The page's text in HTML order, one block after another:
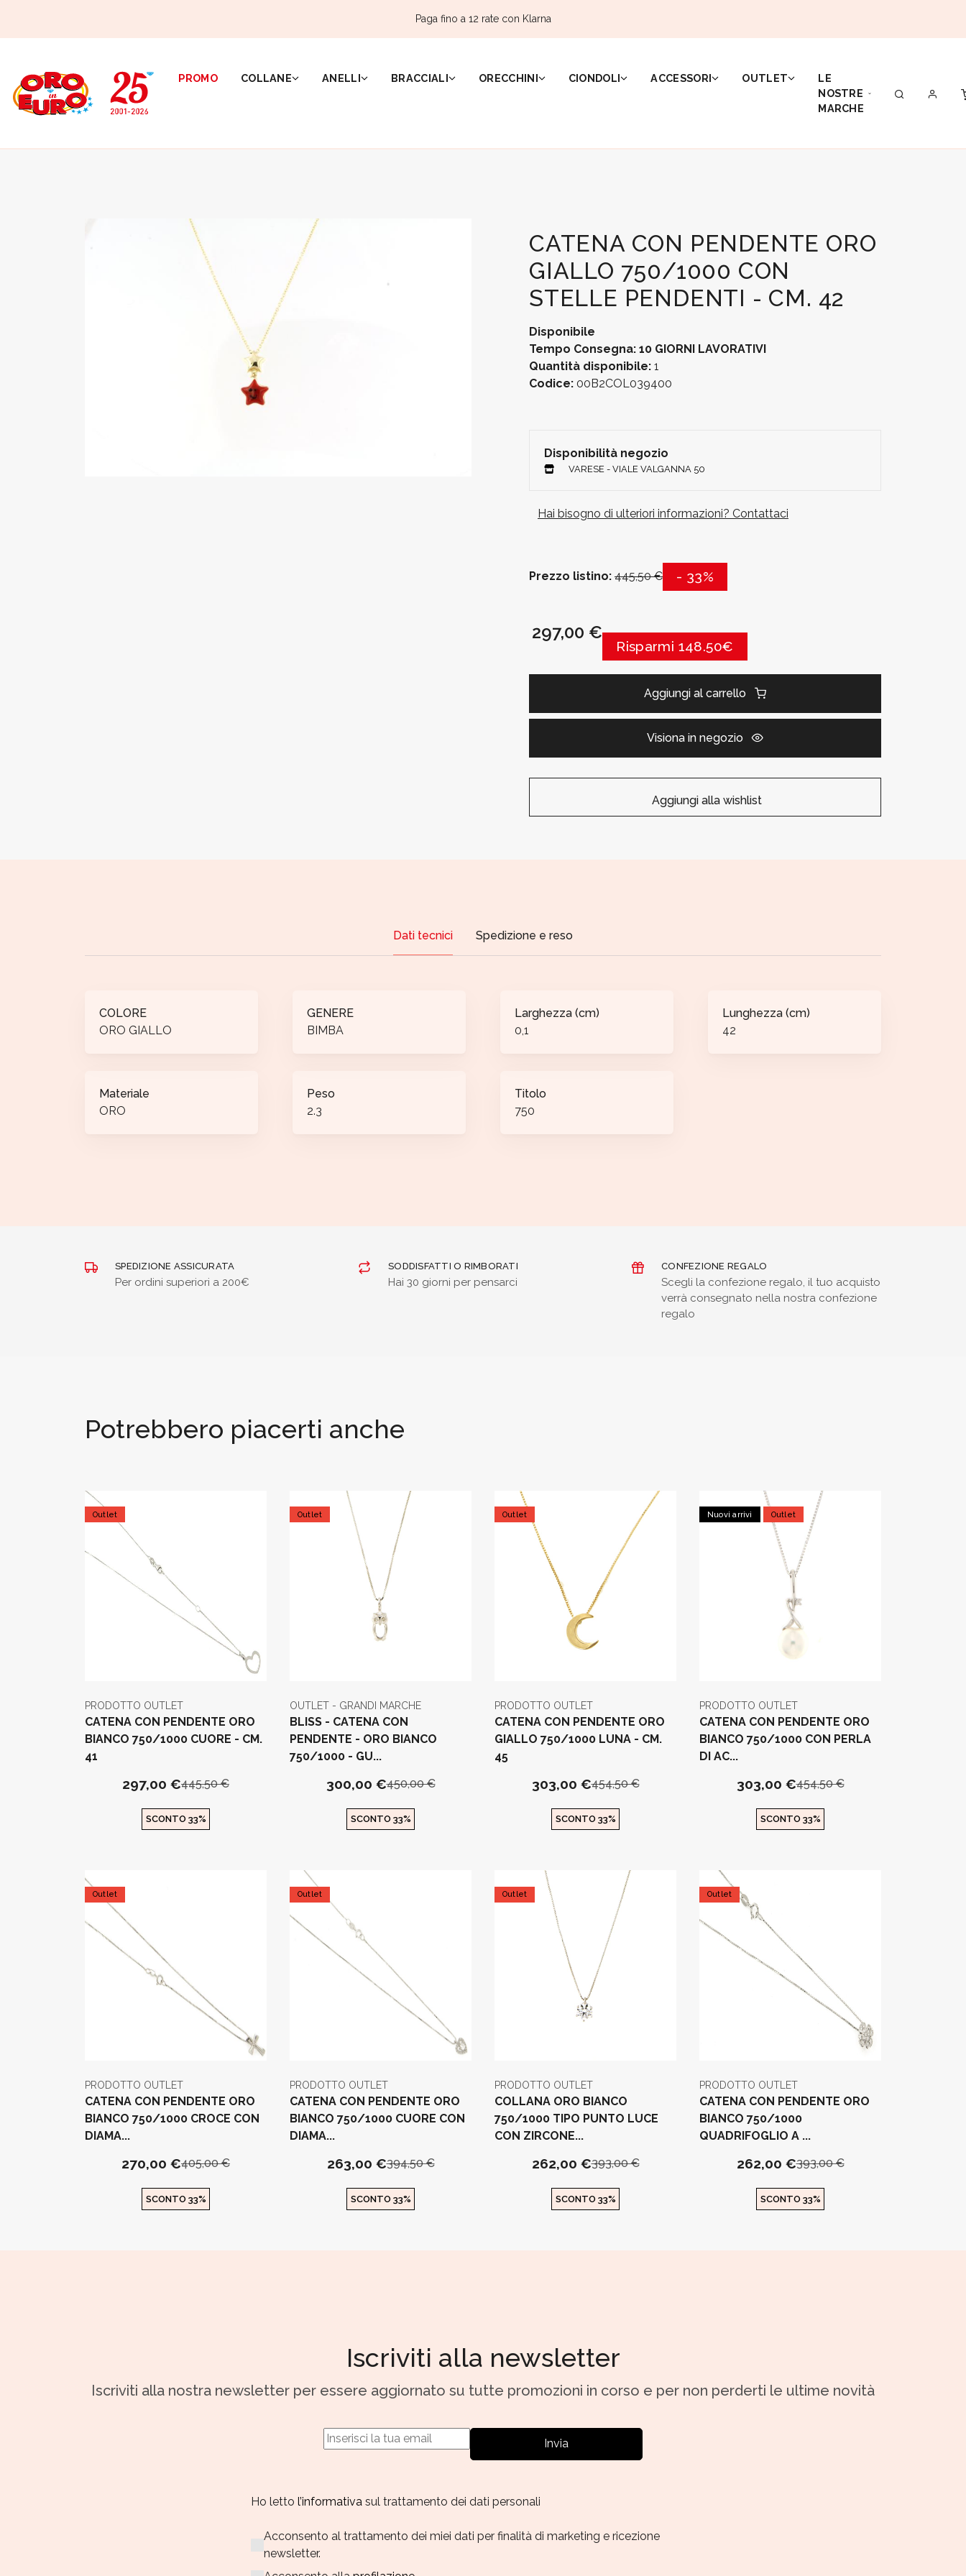
Paga fino a 12 rate con Klarna
PROMO COLLANE ANELLI BRACCIALI ORECCHINI CIONDOLI ACCESSORI OUTLET
LE
NOSTRE
MARCHE
CATENA CON PENDENTE ORO
GIALLO 750/1000 CON
STELLE PENDENTI - CM. 42
Disponibile
Tempo Consegna: 10 GIORNI LAVORATIVI
Quantità disponibile: 1
Codice: 00B2COL039400
Disponibilità negozio
VARESE - VIALE VALGANNA 50
Hai bisogno di ulteriori informazioni? Contattaci
Prezzo listino: 445,50 € - 33%
297,00 €
Risparmi 148.50€
Aggiungi al carrello
Visiona in negozio
Aggiungi alla wishlist
Dati tecnici Spedizione e reso
COLORE
ORO GIALLO
GENERE
BIMBA
Larghezza (cm)
0,1
Lunghezza (cm)
42
Materiale
ORO
Peso
2.3
Titolo
750
SPEDIZIONE ASSICURATA
Per ordini superiori a 200€
SODDISFATTI O RIMBORATI
Hai 30 giorni per pensarci
CONFEZIONE REGALO
Scegli la confezione regalo, il tuo acquisto
verrà consegnato nella nostra confezione
regalo
Potrebbero piacerti anche
Outlet
PRODOTTO OUTLET
CATENA CON PENDENTE ORO
BIANCO 750/1000 CUORE - CM.
41
297,00 €445,50 €
SCONTO 33%
Outlet
OUTLET - GRANDI MARCHE
BLISS - CATENA CON
PENDENTE - ORO BIANCO
750/1000 - GU...
300,00 €450,00 €
SCONTO 33%
Outlet
PRODOTTO OUTLET
CATENA CON PENDENTE ORO
GIALLO 750/1000 LUNA - CM.
45
303,00 €454,50 €
SCONTO 33%
Nuovi arrivi Outlet
PRODOTTO OUTLET
CATENA CON PENDENTE ORO
BIANCO 750/1000 CON PERLA
DI AC...
303,00 €454,50 €
SCONTO 33%
Outlet
PRODOTTO OUTLET
CATENA CON PENDENTE ORO
BIANCO 750/1000 CROCE CON
DIAMA...
270,00 €405,00 €
SCONTO 33%
Outlet
PRODOTTO OUTLET
CATENA CON PENDENTE ORO
BIANCO 750/1000 CUORE CON
DIAMA...
263,00 €394,50 €
SCONTO 33%
Outlet
PRODOTTO OUTLET
COLLANA ORO BIANCO
750/1000 TIPO PUNTO LUCE
CON ZIRCONE...
262,00 €393,00 €
SCONTO 33%
Outlet
PRODOTTO OUTLET
CATENA CON PENDENTE ORO
BIANCO 750/1000
QUADRIFOGLIO A ...
262,00 €393,00 €
SCONTO 33%
Iscriviti alla newsletter
Iscriviti alla nostra newsletter per essere aggiornato su tutte promozioni in corso e per non perderti le ultime novità
Invia
Ho letto l’informativa sul trattamento dei dati personali
Acconsento al trattamento dei miei dati per finalità di marketing e ricezione
newsletter.